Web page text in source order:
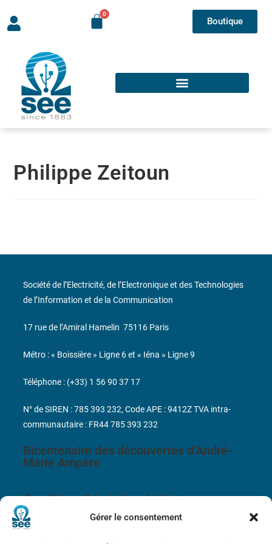
Gérer le consentement
Boutique
Philippe Zeitoun
Bicentenaire des découvertes d’André-
Marie Ampère
Conditions Générales de Vente
Société de l’Electricité, de l’Electronique et des Technologies
de l’Information et de la Communication
17 rue de l’Amiral Hamelin 75116 Paris
Métro : « Boissière » Ligne 6 et « Iéna » Ligne 9
Téléphone : (+33) 1 56 90 37 17
N° de SIREN : 785 393 232, Code APE : 9412Z TVA intra-
communautaire : FR44 785 393 232